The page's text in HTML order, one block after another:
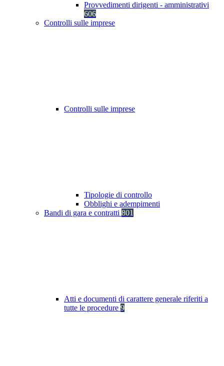
Provvedimenti dirigenti - amministrativi
606
Controlli sulle imprese
Controlli sulle imprese
Tipologie di controllo
Obblighi e adempimenti
Bandi di gara e contratti 801
Atti e documenti di carattere generale riferiti a
tutte le procedure 9